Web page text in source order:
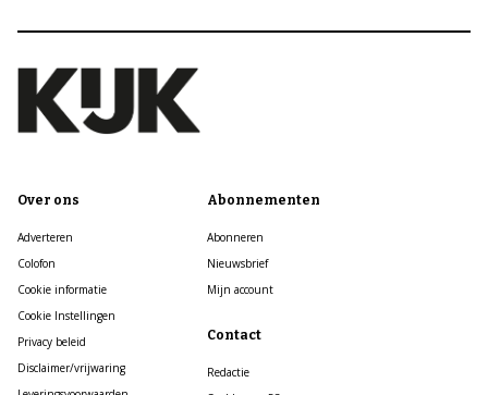
Over ons
Adverteren
Colofon
Cookie informatie
Cookie Instellingen
Privacy beleid
Disclaimer/vrijwaring
Abonnementen
Abonneren
Nieuwsbrief
Mijn account
Contact
Redactie